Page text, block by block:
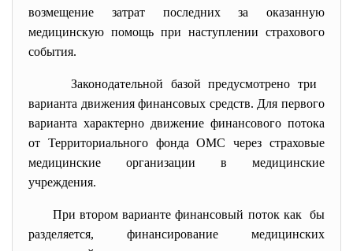
возмещение затрат последних за оказанную
медицинскую помощь при наступлении страхового
события.
Законодательной базой предусмотрено три
варианта движения финансовых средств. Для первого
варианта характерно движение финансового потока
от Территориального фонда ОМС через страховые
медицинские организации в медицинские
учреждения.
При втором варианте финансовый поток как бы
разделяется, финансирование медицинских